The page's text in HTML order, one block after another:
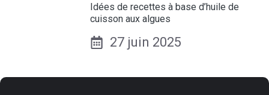
Idées de recettes à base d’huile de
cuisson aux algues
27 juin 2025